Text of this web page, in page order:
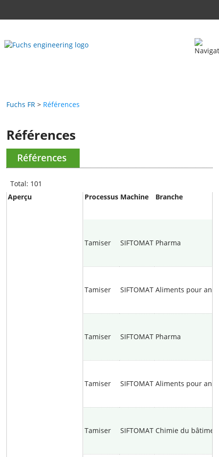
Fuchs FR Références
Références
Références
Total: 101
Processus Machine Branche
Tamiser SIFTOMAT Pharma
Tamiser SIFTOMAT Aliments pour
Tamiser SIFTOMAT Pharma
Tamiser SIFTOMAT Aliments pour
Tamiser SIFTOMAT Chimie du
Aperçu